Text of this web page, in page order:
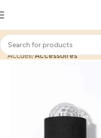
Accueil Accessoires